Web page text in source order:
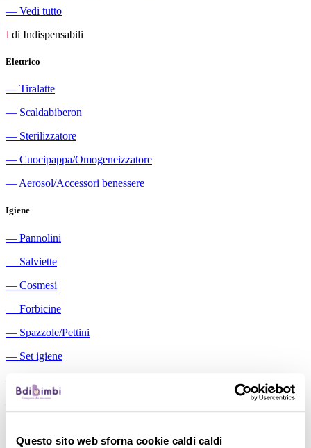
Questo sito web sforna cookie caldi caldi
― Vedi tutto
I di Indispensabili
Elettrico
― Tiralatte
― Scaldabiberon
― Sterilizzatore
― Cuocipappa/Omogeneizzatore
― Aerosol/Accessori benessere
Igiene
― Pannolini
― Salviette
― Cosmesi
― Forbicine
― Spazzole/Pettini
― Set igiene
Aspiratori nasali manuali